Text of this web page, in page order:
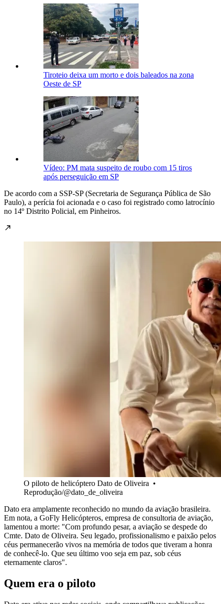
Tiroteio deixa um morto e dois baleados na zona
Oeste de SP
Vídeo: PM mata suspeito de roubo com 15 tiros
após perseguição em SP
De acordo com a SSP-SP (Secretaria de Segurança Pública de São
Paulo), a perícia foi acionada e o caso foi registrado como latrocínio
no 14º Distrito Policial, em Pinheiros.
O piloto de helicóptero Dato de Oliveira •
Reprodução/@dato_de_oliveira
Dato era amplamente reconhecido no mundo da aviação brasileira.
Em nota, a GoFly Helicópteros, empresa de consultoria de aviação,
lamentou a morte: "Com profundo pesar, a aviação se despede do
Cmte. Dato de Oliveira. Seu legado, profissionalismo e paixão pelos
céus permanecerão vivos na memória de todos que tiveram a honra
de conhecê-lo. Que seu último voo seja em paz, sob céus
eternamente claros".
Quem era o piloto